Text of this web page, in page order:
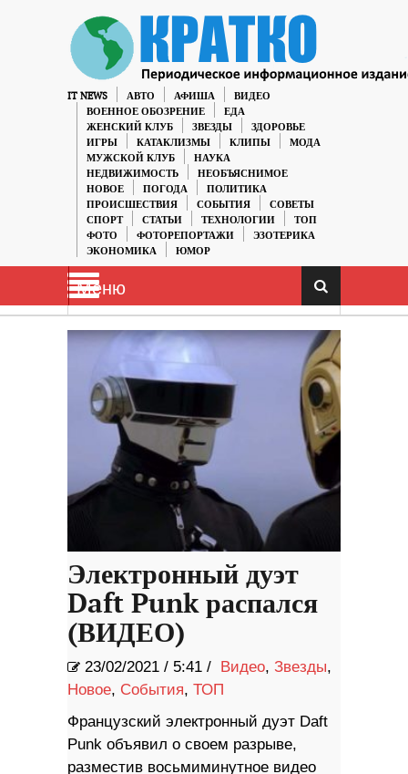
IT NEWS АВТО АФИША
ВИДЕО
ВОЕННОЕ ОБОЗРЕНИЕ
ЕДА
ЖЕНСКИЙ КЛУБ
ЗВЕЗДЫ
ЗДОРОВЬЕ
ИГРЫ
КАТАКЛИЗМЫ КЛИПЫ
МОДА
МУЖСКОЙ КЛУБ
НАУКА
НЕДВИЖИМОСТЬ
НЕОБЪЯСНИМОЕ
НОВОЕ
ПОГОДА
ПОЛИТИКА
ПРОИСШЕСТВИЯ
СОБЫТИЯ
СОВЕТЫ
СПОРТ
СТАТЬИ ТЕХНОЛОГИИ
ТОП
ФОТО
ФОТОРЕПОРТАЖИ
ЭЗОТЕРИКА
ЭКОНОМИКА
ЮМОР
Меню
Электронный дуэт
Daft Punk распался
(ВИДЕО)
23/02/2021 / 5:41 / Видео, Звезды,
Новое, События, ТОП
Французский электронный дуэт Daft
Punk объявил о своем разрыве,
разместив восьмиминутное видео